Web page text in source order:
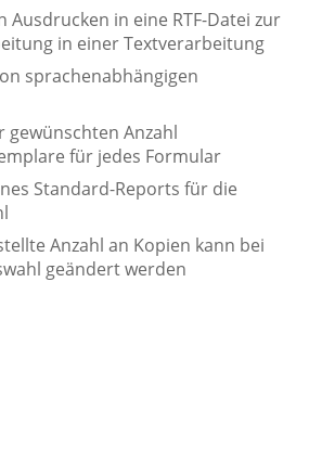
Ausdrucken in eine RTF-Datei zur
in einer Textverarbeitung
sprachenabhängigen
gewünschten Anzahl
für jedes Formular
Standard-Reports für die
Anzahl an Kopien kann bei
geändert werden